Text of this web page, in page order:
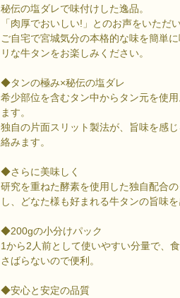
秘伝の塩ダレで味付けした逸品。
「肉厚でおいしい!」とのお声をいただ
ご自宅で宮城気分の本格的な味を簡単
リな牛タンをお楽しみください。
◆タンの極み×秘伝の塩ダレ
希少部位を含むタン中からタン元を使
ます。
独自の片面スリット製法が、旨味を感
絡みます。
◆さらに美味しく
研究を重ねた酵素を使用した独自配合
し、どなた様も好まれる牛タンの旨味を
◆200gの小分けパック
1から2人前として使いやすい分量で、
さばらないので便利。
◆安心と安定の品質